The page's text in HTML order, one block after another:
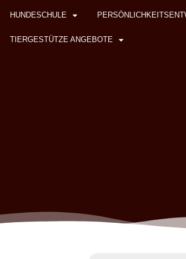
HUNDESCHULE
TIERGESTÜTZE ANGEBOTE